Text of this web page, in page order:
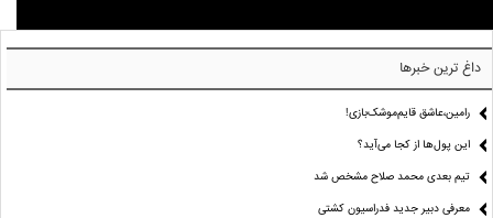
داغ ترین خبرها
رامین،عاشق قایم‌موشک‌بازی!
این پول‌ها از کجا می‌آید؟
تیم بعدی محمد صلاح مشخص شد
معرفی دبیر جدید فدراسیون کشتی